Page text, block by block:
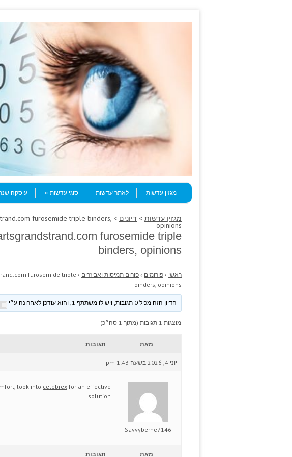
Menu
Skip to content
מגזין עדשות
לאתר עדשות סוגי עדשות עיסקה
מגזין עדשות > דיונים furosemide triple binders,
opinions
furosemide triple
binders, opinions
ראשי › פורומים › פורום תמיסות ואביזרים ›
furosemide triple
binders, opinions
הדיון הזה מכיל 0 תגובות, ויש לו משתתף 1, והוא עודכן לאחרונה ע״י
מוצגות 1 תגובות (מתוך 1 סה״כ)
מאת תגובות
יוני 4, 2026 בשעה 1:43 pm
Savvyberne7146
look into celebrex for an effective
solution.
מאת תגובות